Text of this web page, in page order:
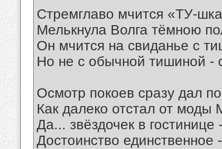
Стремглаво мчится «ТУ-
Мелькнула Волга тёмною
Он мчится на свиданье с
Но не с обычной тишиной -
Осмотр покоев сразу дал
Как далеко отстал от моды
Да... звёздочек в гостинице
Достоинство